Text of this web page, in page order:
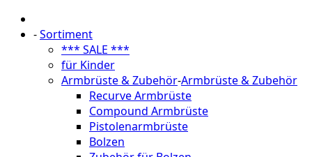
-Sortiment
*** SALE ***
für Kinder
Armbrüste & Zubehör-Armbrüste & Zubehör
Recurve Armbrüste
Compound Armbrüste
Pistolenarmbrüste
Bolzen